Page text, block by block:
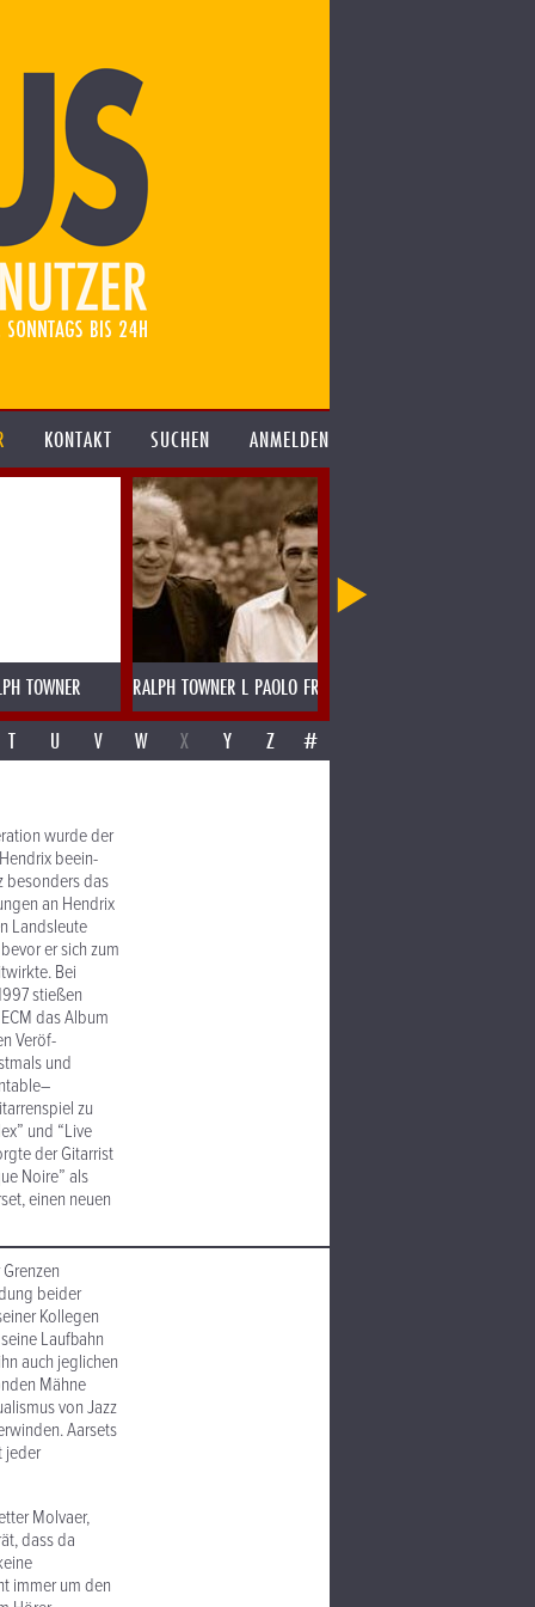
KONTAKT SUCHEN ANMELDEN
TOWNER RALPH TOWNER L PAOLO FRESU
T U V W X Y Z #
wurde der
beein­
besonders das
an Hendrix
Land­sleute
er sich zum
Bei
stießen
das Album
Veröf­
und
zu
und “Live
der Gitarrist
Noire” als
einen neuen
beider
Kollegen
Laufbahn
auch jeglichen
Mähne
von Jazz
Aarsets
jeder
Molvaer,
dass da
immer um den